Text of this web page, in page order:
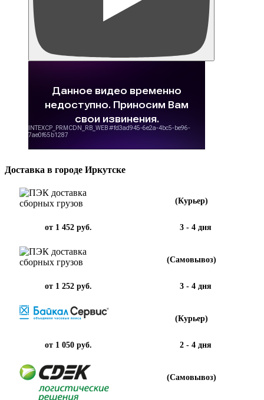
Доставка в городе Иркутске
(Курьер)
от 1 452 руб. 3 - 4 дня
(Самовывоз)
от 1 252 руб. 3 - 4 дня
(Курьер)
от 1 050 руб. 2 - 4 дня
(Самовывоз)